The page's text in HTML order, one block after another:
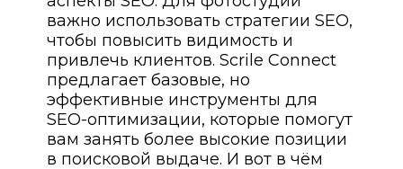
важно использовать стратегии SEO,
чтобы повысить видимость и
привлечь клиентов. Scrile Connect
предлагает базовые, но
эффективные инструменты для
SEO-оптимизации, которые помогут
вам занять более высокие позиции
в поисковой выдаче. И вот в чём